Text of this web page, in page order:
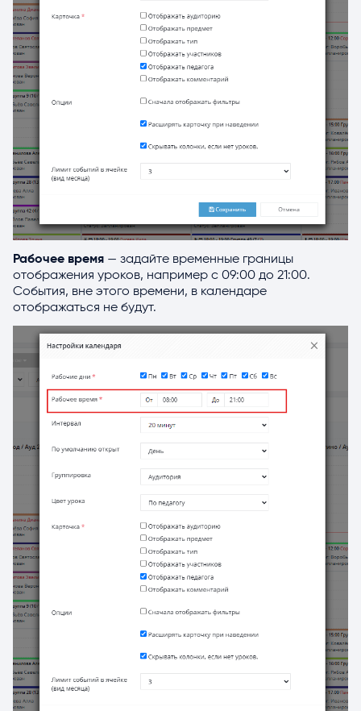
Рабочее время — задайте временные границы
отображения уроков, например с 09:00 до 21:00.
События, вне этого времени, в календаре
отображаться не будут.